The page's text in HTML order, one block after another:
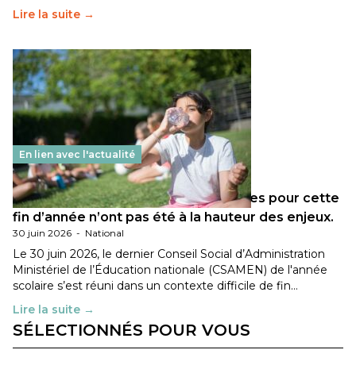
Lire la suite →
En lien avec l'actualité
Les décisions ministérielles attendues pour cette
fin d’année n’ont pas été à la hauteur des enjeux.
30 juin 2026 - National
Le 30 juin 2026, le dernier Conseil Social d’Administration
Ministériel de l’Éducation nationale (CSAMEN) de l'année
scolaire s’est réuni dans un contexte difficile de fin…
Lire la suite →
SÉLECTIONNÉS POUR VOUS